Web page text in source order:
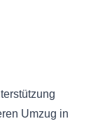
Umzug in